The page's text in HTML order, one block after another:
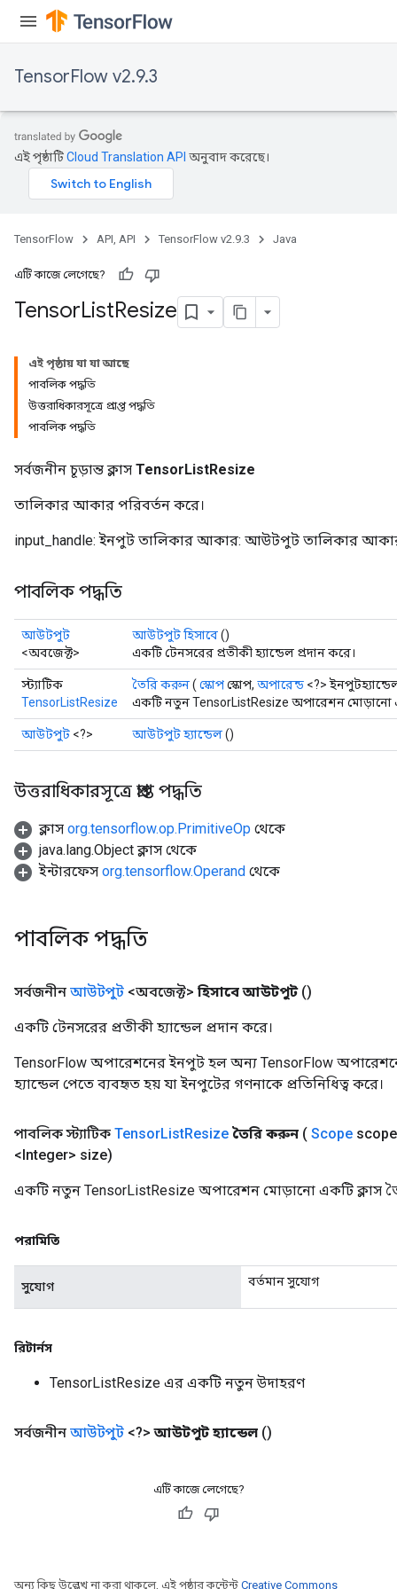
TensorFlow v2.9.3
এই পৃষ্ঠাটিCloud Translation API অনুবাদ করেছে।
TensorFlow API, API TensorFlow v2.9.3 Java
এটি কাজে লেগেছে?
TensorListResize
এই পৃষ্ঠায় যা যা আছে
পাবলিক পদ্ধতি
উত্তরাধিকারসূত্রে প্রাপ্ত পদ্ধতি
পাবলিক পদ্ধতি
সর্বজনীন চূড়ান্ত ক্লাস TensorListResize
তালিকার আকার পরিবর্তন করে।
input_handle: ইনপুট তালিকার আকার: আউটপুট তালিকার
পাবলিক পদ্ধতি
আউটপুট
<অবজেক্ট>
আউটপুট হিসাবে()
একটি টেনসরের প্রতীকী হ্যান্ডেল প্রদান করে।
স্ট্যাটিক
TensorListResize
তৈরি করুন( স্কোপস্কোপ, অপারেন্ড <?>
একটি নতুন TensorListResize অপারেশন মোড়ানো
আউটপুট <?> আউটপুট হ্যান্ডেল()
উত্তরাধিকারসূত্রে প্রাপ্ত পদ্ধতি
ক্লাস org.tensorflow.op.PrimitiveOp থেকে
java.lang.Object ক্লাস থেকে
ইন্টারফেস org.tensorflow.Operand থেকে
পাবলিক পদ্ধতি
সর্বজনীন আউটপুট <অবজেক্ট> হিসাবে আউটপুট ()
একটি টেনসরের প্রতীকী হ্যান্ডেল প্রদান করে।
TensorFlow অপারেশনের ইনপুট হল অন্য TensorFlow
হ্যান্ডেল পেতে ব্যবহৃত হয় যা ইনপুটের গণনাকে প্রতিনিধিত্ব করে।
পাবলিক স্ট্যাটিক TensorListResize তৈরি করুন ( Scope scope
<Integer> size)
একটি নতুন TensorListResize অপারেশন মোড়ানো একটি ক্লাস
পরামিতি
সুযোগ বর্তমান সুযোগ
রিটার্নস
TensorListResize এর একটি নতুন উদাহরণ
সর্বজনীন আউটপুট <?> আউটপুট হ্যান্ডেল ()
এটি কাজে লেগেছে?
অন্য কিছু উল্লেখ না করা থাকলে, এই পৃষ্ঠার কন্টেন্ট Creative Commons